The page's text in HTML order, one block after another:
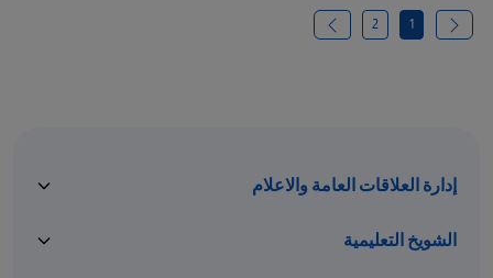
1
2
إدارة العلاقات العامة والاعلام
الشويخ التعليمية